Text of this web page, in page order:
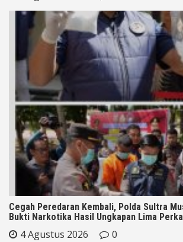
Cegah Peredaran Kembali, Polda Sultra
Bukti Narkotika Hasil Ungkapan Lima
4 Agustus 2026 0